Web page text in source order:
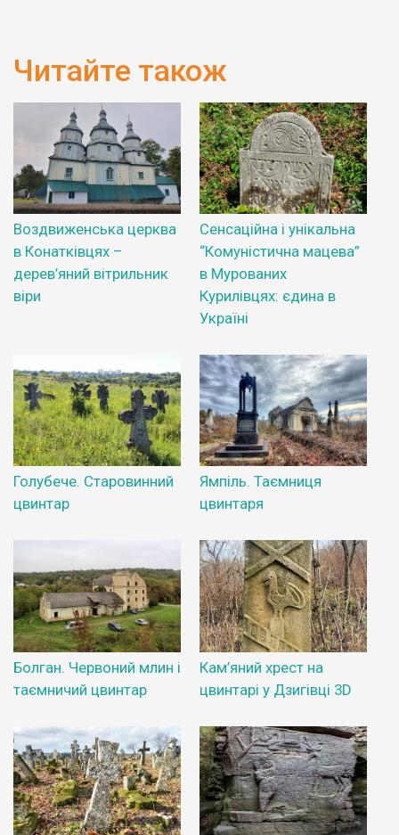
Читайте також
Воздвиженська церква
в Конатківцях –
дерев’яний вітрильник
віри
Сенсаційна і унікальна
“Комуністична мацева”
в Мурованих
Курилівцях: єдина в
Україні
Голубече. Старовинний
цвинтар
Ямпіль. Таємниця
цвинтаря
Болган. Червоний млин і
таємничий цвинтар
Кам’яний хрест на
цвинтарі у Дзигівці 3D